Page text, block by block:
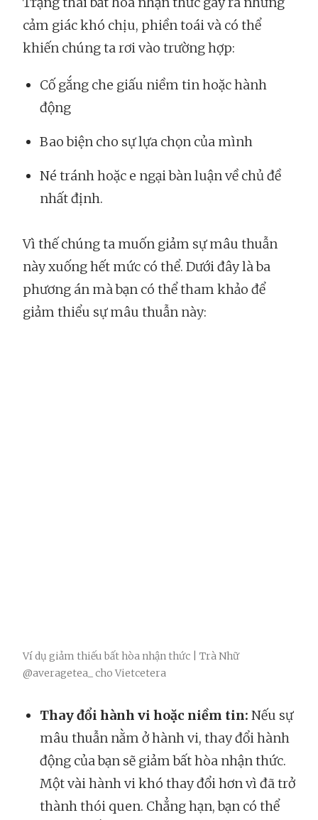
cảm giác khó chịu, phiền toái và có thể
khiến chúng ta rơi vào trường hợp:
Cố gắng che giấu niềm tin hoặc hành
động
Bao biện cho sự lựa chọn của mình
Né tránh hoặc e ngại bàn luận về chủ đề
nhất định.
Vì thế chúng ta muốn giảm sự mâu thuẫn
này xuống hết mức có thể. Dưới đây là ba
phương án mà bạn có thể tham khảo để
giảm thiểu sự mâu thuẫn này:
Ví dụ giảm thiếu bất hòa nhận thức | Trà Nhữ
@averagetea_ cho Vietcetera
Thay đổi hành vi hoặc niềm tin: Nếu sự
mâu thuẫn nằm ở hành vi, thay đổi hành
động của bạn sẽ giảm bất hòa nhận thức.
Một vài hành vi khó thay đổi hơn vì đã trở
thành thói quen. Chẳng hạn, bạn có thể